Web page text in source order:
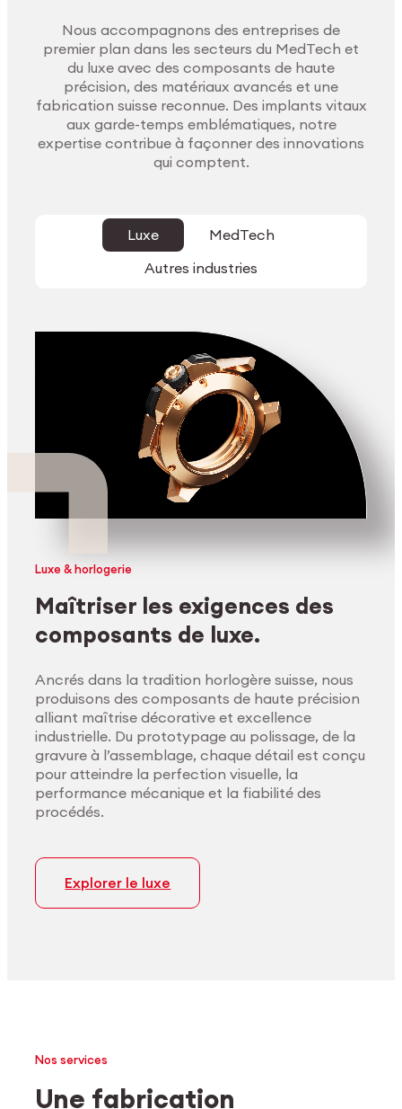
Nous accompagnons des entreprises de
premier plan dans les secteurs du MedTech et
du luxe avec des composants de haute
précision, des matériaux avancés et une
fabrication suisse reconnue. Des implants vitaux
aux garde-temps emblématiques, notre
expertise contribue à façonner des innovations
qui comptent.
Luxe
MedTech
Autres industries
Luxe & horlogerie
Maîtriser les exigences des
composants de luxe.
Ancrés dans la tradition horlogère suisse, nous
produisons des composants de haute précision
alliant maîtrise décorative et excellence
industrielle. Du prototypage au polissage, de la
gravure à l’assemblage, chaque détail est conçu
pour atteindre la perfection visuelle, la
performance mécanique et la fiabilité des
procédés.
Explorer le luxe
Nos services
Une fabrication